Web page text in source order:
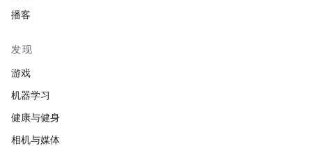
播客
发现
游戏
机器学习
健康与健身
相机与媒体